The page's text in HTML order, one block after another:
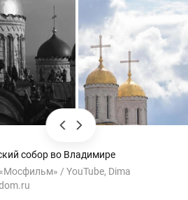
собор во Владимире
/ YouTube, Dima